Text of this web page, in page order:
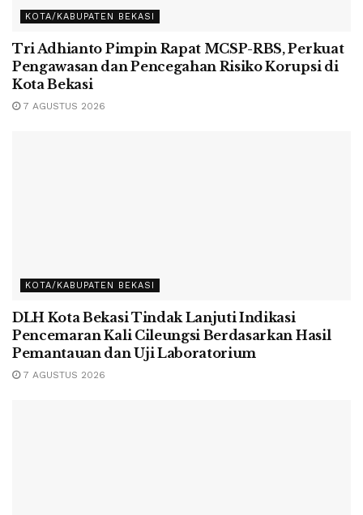
KOTA/KABUPATEN BEKASI
Tri Adhianto Pimpin Rapat MCSP-RBS, Perkuat
Pengawasan dan Pencegahan Risiko Korupsi di
Kota Bekasi
7 AGUSTUS 2026
KOTA/KABUPATEN BEKASI
DLH Kota Bekasi Tindak Lanjuti Indikasi
Pencemaran Kali Cileungsi Berdasarkan Hasil
Pemantauan dan Uji Laboratorium
7 AGUSTUS 2026